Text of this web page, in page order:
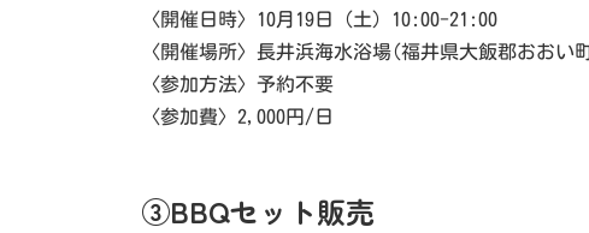
〈開催日時〉10月19日（土）10:00-21:00
〈開催場所〉長井浜海水浴場(福井県大飯郡おおい
〈参加方法〉予約不要
〈参加費〉2,000円/日
③BBQセット販売